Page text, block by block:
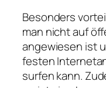
Besonders
man nicht auf
angewiesen ist
festen
surfen kann.